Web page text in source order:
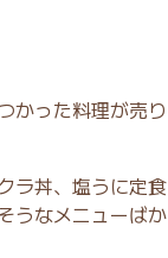
かった料理が売り
ラ丼、塩うに定食
うなメニューばか